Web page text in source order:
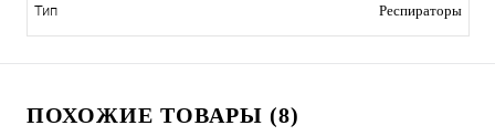
Тип Респираторы
ПОХОЖИЕ ТОВАРЫ (8)